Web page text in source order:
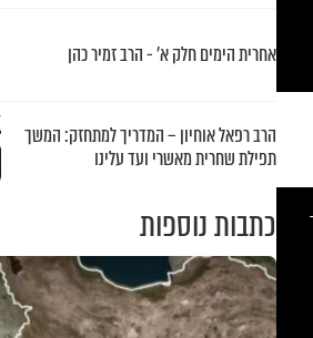
This
אחרית הימים חלק א’ - הרב זמיר כהן
הרב רפאל אוחיון – המדריך למתחזק: המשך
תפילת שחרית מאשרי ועד עלינו
כתבות נוספות